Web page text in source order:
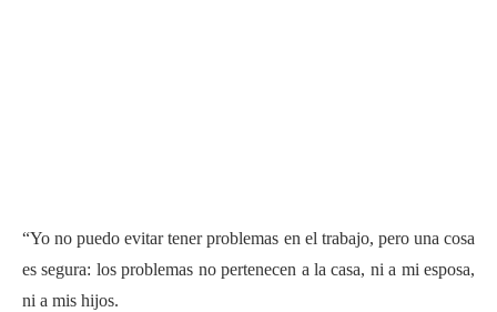
“Yo no puedo evitar tener problemas en el trabajo, pero una cosa
es segura: los problemas no pertenecen a la casa, ni a mi esposa,
ni a mis hijos.